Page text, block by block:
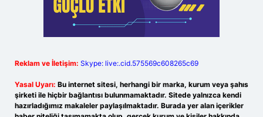
Reklam ve İletişim: Skype: live:.cid.575569c608265c69
Yasal Uyarı: Bu internet sitesi, herhangi bir marka, kurum veya şahıs
şirketi ile hiçbir bağlantısı bulunmamaktadır. Sitede yalnızca kendi
hazırladığımız makaleler paylaşılmaktadır. Burada yer alan içerikler